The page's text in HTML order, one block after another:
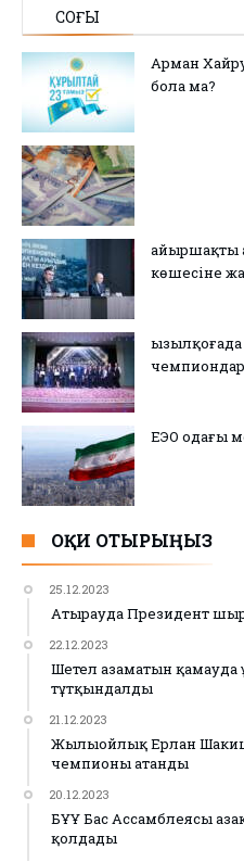
СОҢҒЫ
Арман
бола ма?
Қайыршақты
көшесіне
ЕЭО одағы
ОҚИ ОТЫРЫҢЫЗ
25.12.2023
Атырауда Президент
22.12.2023
Шетел азаматын қамауда
тұтқындалды
21.12.2023
Жылыойлық Ерлан
чемпионы атанды
20.12.2023
БҰҰ Бас Ассамблеясы
қолдады